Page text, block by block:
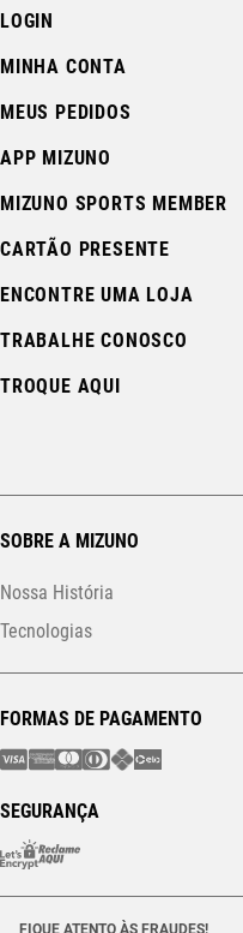
LOGIN
MINHA CONTA
MEUS PEDIDOS
APP MIZUNO
MIZUNO SPORTS MEMBER
CARTÃO PRESENTE
ENCONTRE UMA LOJA
TRABALHE CONOSCO
TROQUE AQUI
SOBRE A MIZUNO
Nossa História
Tecnologias
FORMAS DE PAGAMENTO
SEGURANÇA
FIQUE ATENTO ÀS FRAUDES!